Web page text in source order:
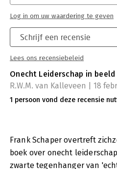
Schrijf een recensie
Lees ons recensiebeleid
Log in om uw waardering te geven
Onecht Leiderschap in beeld
R.W.M. van Kalleveen | 18
1 persoon vond deze recensie
Frank Schaper overtreft
boek over onecht
zwarte tegenhanger van